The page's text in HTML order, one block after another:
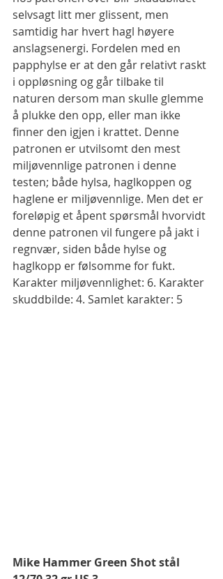
selvsagt litt mer glissent, men
samtidig har hvert hagl høyere
anslagsenergi. Fordelen med en
papphylse er at den går relativt raskt
i oppløsning og går tilbake til
naturen dersom man skulle glemme
å plukke den opp, eller man ikke
finner den igjen i krattet. Denne
patronen er utvilsomt den mest
miljøvennlige patronen i denne
testen; både hylsa, haglkoppen og
haglene er miljøvennlige. Men det er
foreløpig et åpent spørsmål hvorvidt
denne patronen vil fungere på jakt i
regnvær, siden både hylse og
haglkopp er følsomme for fukt.
Karakter miljøvennlighet: 6. Karakter
skuddbilde: 4. Samlet karakter: 5
Mike Hammer Green Shot stål